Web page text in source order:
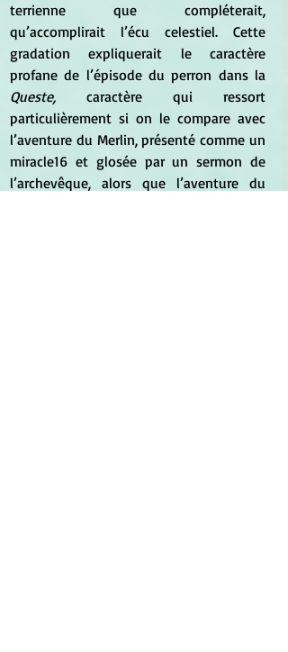
terrienne que compléterait,
qu’accomplirait l’écu celestiel. Cette
gradation expliquerait le caractère
Queste, caractère qui ressort
particulièrement si on le compare avec
l’aventure du Merlin, présenté comme un
miracle16 et glosée par un sermon de
l’archevêque, alors que l’aventure du